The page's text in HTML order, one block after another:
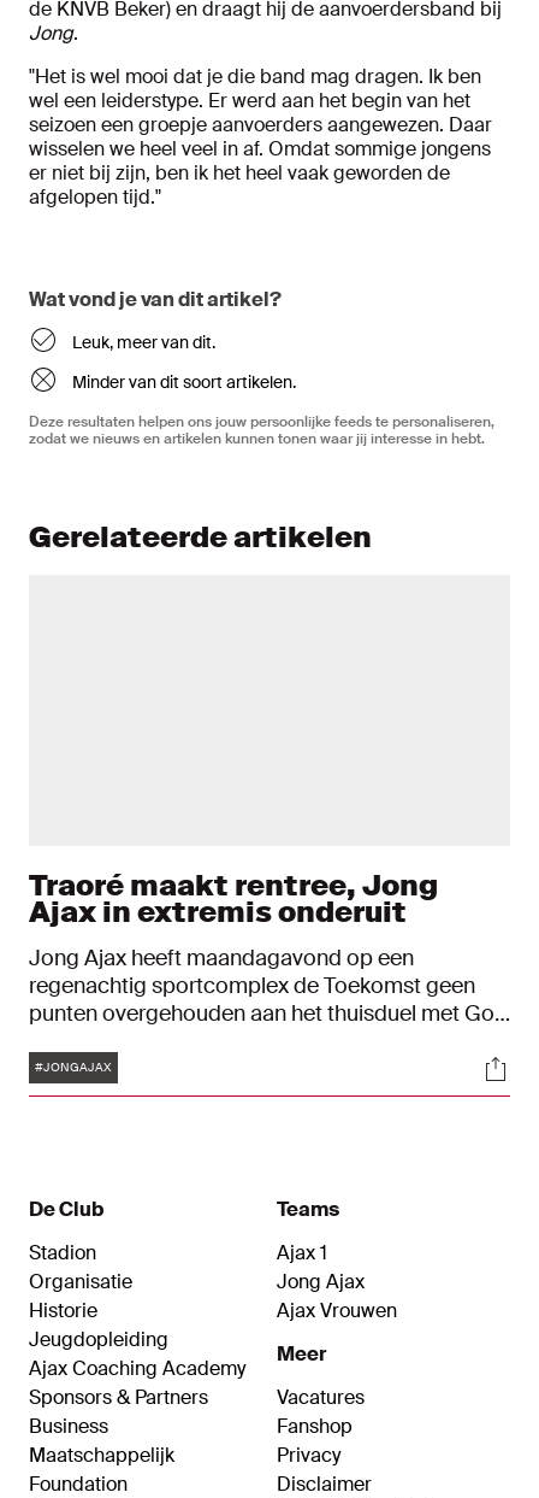
de KNVB Beker) en draagt hij de aanvoerdersband bij
Jong.
"Het is wel mooi dat je die band mag dragen. Ik ben
wel een leiderstype. Er werd aan het begin van het
seizoen een groepje aanvoerders aangewezen. Daar
wisselen we heel veel in af. Omdat sommige jongens
er niet bij zijn, ben ik het heel vaak geworden de
afgelopen tijd."
Wat vond je van dit artikel?
Leuk, meer van dit.
Minder van dit soort artikelen.
Deze resultaten helpen ons jouw persoonlijke feeds te personaliseren,
zodat we nieuws en artikelen kunnen tonen waar jij interesse in hebt.
Gerelateerde artikelen
Traoré maakt rentree, Jong
Ajax in extremis onderuit
Jong Ajax heeft maandagavond op een
regenachtig sportcomplex de Toekomst geen
punten overgehouden aan het thuisduel met Go
in actie leken de Ajacieden op een remise af te
stevenen, maar de bezoekers scoorden in
Tags
#JONGAJAX
De Club
Stadion
Organisatie
Historie
Jeugdopleiding
Ajax Coaching Academy
Sponsors & Partners
Business
Maatschappelijk
Foundation
Teams
Ajax 1
Jong Ajax
Ajax Vrouwen
Meer
Vacatures
Fanshop
Privacy
Disclaimer